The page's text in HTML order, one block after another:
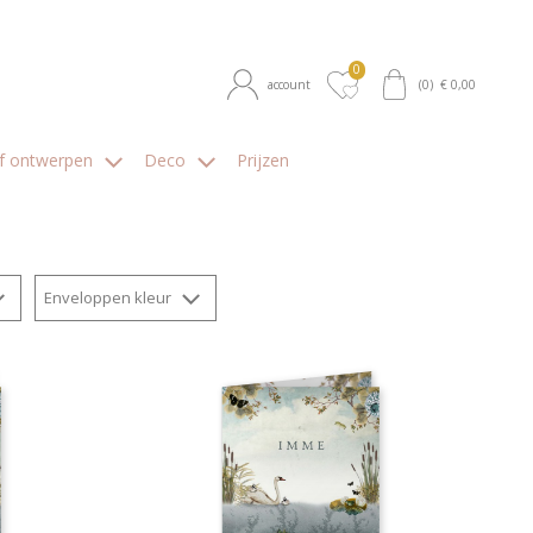
account
0
(0) € 0,00
ontwerpen Deco
Prijzen
Enveloppen kleur